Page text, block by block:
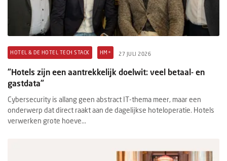
HOTEL & DE HOTEL TECH STACK HM+ 27 JULI 2026
"Hotels zijn een aantrekkelijk doelwit: veel betaal- en
gastdata"
Cybersecurity is allang geen abstract IT-thema meer, maar een
onderwerp dat direct raakt aan de dagelijkse hoteloperatie. Hotels
verwerken grote hoeve...